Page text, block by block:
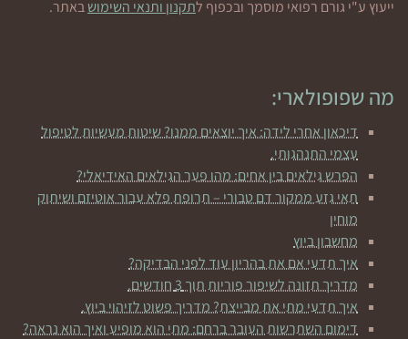
ייעוץ ע"י גורם רפואי מוסמך ובכפוף לתקנון ותנאי השימושבאתר.
מה שפופולארי:
דיכאון אחרי לידה: איך יוצאים ממנו? שיטות מעשיות לטיפול
עצמי התנהגותי.
הפרש גילאים בין אחים: מהו פער הגילאים האידיאלי?
תאי גזע ממקור דם טבורי – תרופת פלא עבור אוטיזם ושיתוק
מוחין
מחשבון ביוץ
איך תדעי אם את בהריון עוד לפני הבדיקה?
מדריך תזונה לשיפור פוריות תוך 3 חודשים.
איך תדעי מתי את מבייצת? מדריך פשוט לזיהוי ביוץ.
דימום השתרשות העובר ברחם: מתי הוא מופיע ואיך הוא נראה?